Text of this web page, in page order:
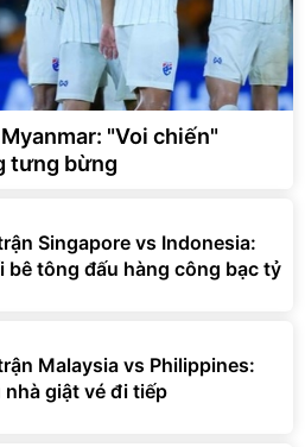
"Voi chiến"
tưng bừng
Singapore vs Indonesia:
bê tông đấu hàng công bạc tỷ
Malaysia vs Philippines:
nhà giật vé đi tiếp